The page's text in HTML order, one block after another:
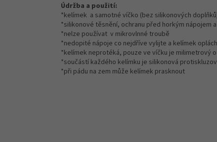
Údržba a použití:
*kelímek a samotné víčko (bez silikonových
*silikonové těsnění, ochranu před horkým nápojem
*nelze používat v mikrovlnné troubě
*nedopité nápoje co nejdříve vylijte a kelímek
*kelímek neprotéká, pouze ve víčku je milimetrový
*součástí každého kelímku je silikonová
*při pádu na zem může kelímek prasknout